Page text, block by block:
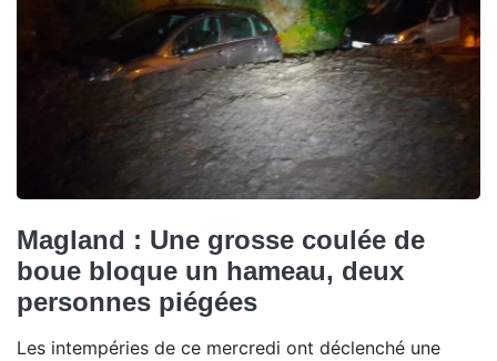
Magland : Une grosse coulée de
boue bloque un hameau, deux
personnes piégées
Les intempéries de ce mercredi ont déclenché une